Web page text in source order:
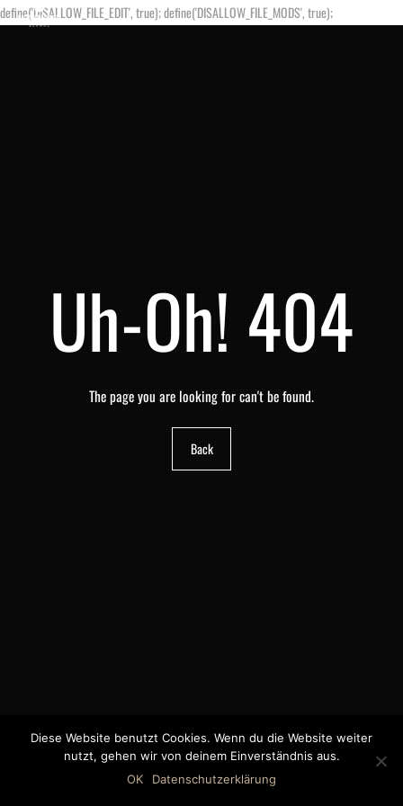
define('DISALLOW_FILE_EDIT', true); define('DISALLOW_FILE_MODS', true);
Uh-Oh! 404
The page you are looking for can't be found.
Back
©2018 MWB – MOTORWAGEN BERNAU GMBH
Diese Website benutzt Cookies. Wenn du die Website weiter
nutzt, gehen wir von deinem Einverständnis aus.
OK
Datenschutzerklärung